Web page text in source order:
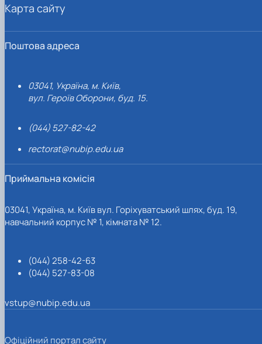
Поштова адреса
03041, Україна, м. Київ,
вул. Героїв Оборони, буд. 15.
(044) 527-82-42
rectorat@nubip.edu.ua
Приймальна комісія
03041, Україна, м. Київ вул. Горіхуватський шлях, буд. 19,
навчальний корпус № 1, кімната № 12.
(044) 258-42-63
(044) 527-83-08
vstup@nubip.edu.ua
Карта сайту
Офіційний портал сайту